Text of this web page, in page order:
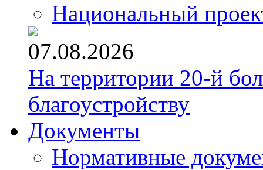
Национальный
07.08.2026
На территории 20-й
благоустройству
Документы
Нормативные